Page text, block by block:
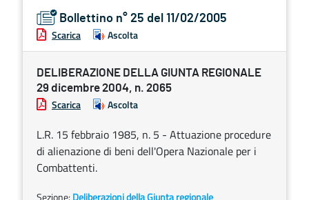
Bollettino n° 25 del 11/02/2005
Scarica Ascolta
DELIBERAZIONE DELLA GIUNTA REGIONALE
29 dicembre 2004, n. 2065
Scarica Ascolta
L.R. 15 febbraio 1985, n. 5 - Attuazione procedure
di alienazione di beni dell'Opera Nazionale per i
Combattenti.
Sezione: Deliberazioni della Giunta regionale